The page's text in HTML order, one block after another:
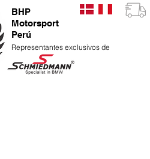
BHP
Motorsport
Perú
Representantes exclusivos de